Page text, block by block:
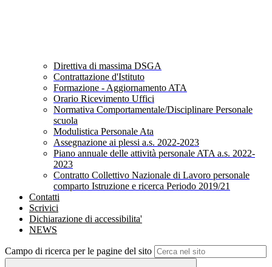
Direttiva di massima DSGA
Contrattazione d'Istituto
Formazione - Aggiornamento ATA
Orario Ricevimento Uffici
Normativa Comportamentale/Disciplinare Personale
scuola
Modulistica Personale Ata
Assegnazione ai plessi a.s. 2022-2023
Piano annuale delle attività personale ATA a.s. 2022-
2023
Contratto Collettivo Nazionale di Lavoro personale
comparto Istruzione e ricerca Periodo 2019/21
Contatti
Scrivici
Dichiarazione di accessibilita'
NEWS
Campo di ricerca per le pagine del sito